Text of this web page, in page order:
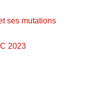
ses mutations
2023